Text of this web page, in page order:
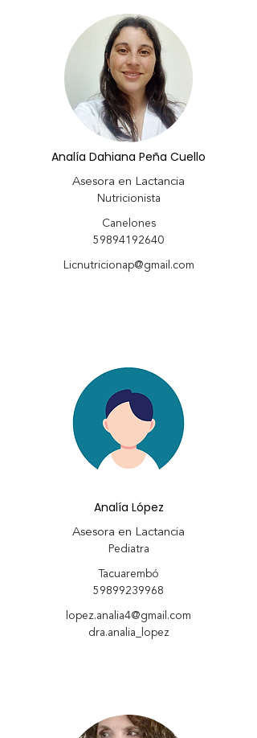
Analía Dahiana Peña Cuello
Asesora en Lactancia
Nutricionista
Canelones
59894192640
Licnutricionap@gmail.com
Analía López
Asesora en Lactancia
Pediatra
Tacuarembó
59899239968
lopez.analia4@gmail.com
dra.analia_lopez